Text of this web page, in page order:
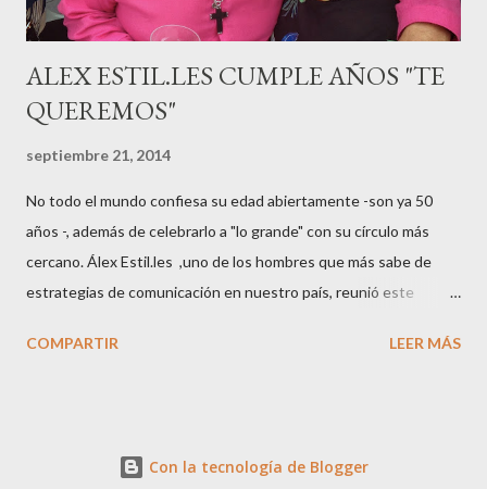
ALEX ESTIL.LES CUMPLE AÑOS "TE
QUEREMOS"
septiembre 21, 2014
No todo el mundo confiesa su edad abiertamente -son ya 50
años -, además de celebrarlo a "lo grande" con su círculo más
cercano. Álex Estil.les ,uno de los hombres que más sabe de
estrategias de comunicación en nuestro país, reunió este
colaboradores y amigos que a lo largo de su vida profesional han
moda, su gran especialidad.. Queremos a Álex tal y como es, con
COMPARTIR LEER MÁS
Con la tecnología de Blogger